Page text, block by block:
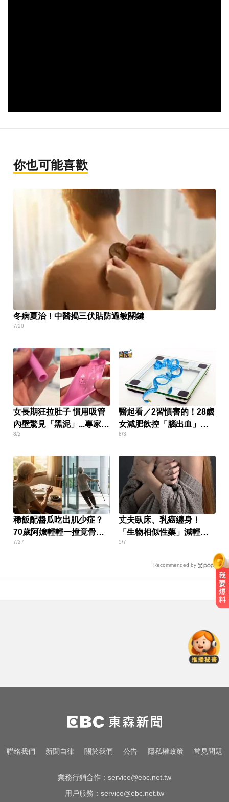
你也可能喜歡
冬病夏治！中醫揭三伏貼防過敏關鍵
7/20
女長期狂拉肚子 慣用吸管
內壁驚見「黑泥」...專家曝
隱患
8/2
醫起看／2習慣害的！28歲
女減肥飲控「腦出血」猝
死
8/3
稀飯配醬瓜吃出肌少症？
70歲阿嬤輕輕一撞竟骨
折！
7/27
丈夫臥床、乳癌纏身！
「生物相似性藥」減輕患
者經濟負擔
5/7
Recommended by
慈濟10億
才宣佈停播一週！網紅「肥大叔」
突離世 團隊發聲證實
尼斯湖水怪又現身！遊湖拍到「神
聯絡我們 新聞自律 關於我們 公告 隱私權政策 常見問題
業務行銷合作： service@ebc.net.tw
用戶服務： service@ebc.net.tw